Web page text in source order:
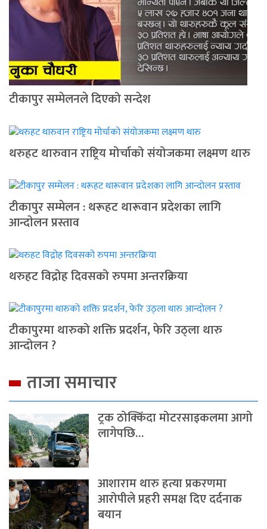
टीकापुर सम्मेलनले दिएको सन्देश
थरुहट थारुवान राष्ट्रिय मोर्चाको संयोजकमा लक्ष्मण थारु
टीकापुर सम्मेलन : थरूहट थारूवान प्रदेशका लागि
आन्दाेलन प्रस्ताव
थरुहट विद्रोह दिवसको रुपमा अन्तरक्रिया
टीकापुरमा थारुको शक्ति प्रदर्शन, फेरि उठ्ला थारु
आन्दोलन ?
ताजा समाचार
ट्रक ठोक्किँदा मोटरसाइकलमा आगो
लागेपछि…
आशाराम थारु हत्या प्रकरणमा
आरोपीले प्रहरी समक्ष दिए दर्दनाक
बयान